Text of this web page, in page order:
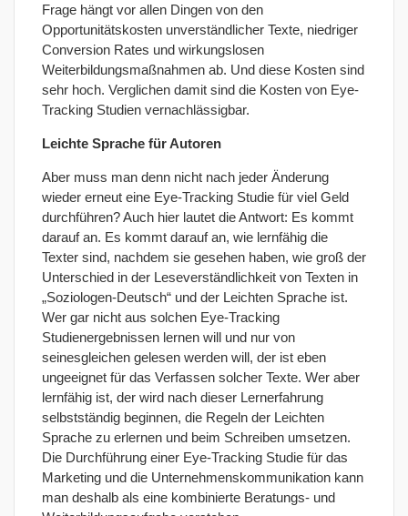
Frage hängt vor allen Dingen von den
Opportunitätskosten unverständlicher Texte, niedriger
Conversion Rates und wirkungslosen
Weiterbildungsmaßnahmen ab. Und diese Kosten sind
sehr hoch. Verglichen damit sind die Kosten von Eye-
Tracking Studien vernachlässigbar.
Leichte Sprache für Autoren
Aber muss man denn nicht nach jeder Änderung
wieder erneut eine Eye-Tracking Studie für viel Geld
durchführen? Auch hier lautet die Antwort: Es kommt
darauf an. Es kommt darauf an, wie lernfähig die
Texter sind, nachdem sie gesehen haben, wie groß der
Unterschied in der Leseverständlichkeit von Texten in
„Soziologen-Deutsch“ und der Leichten Sprache ist.
Wer gar nicht aus solchen Eye-Tracking
Studienergebnissen lernen will und nur von
seinesgleichen gelesen werden will, der ist eben
ungeeignet für das Verfassen solcher Texte. Wer aber
lernfähig ist, der wird nach dieser Lernerfahrung
selbstständig beginnen, die Regeln der Leichten
Sprache zu erlernen und beim Schreiben umsetzen.
Die Durchführung einer Eye-Tracking Studie für das
Marketing und die Unternehmenskommunikation kann
man deshalb als eine kombinierte Beratungs- und